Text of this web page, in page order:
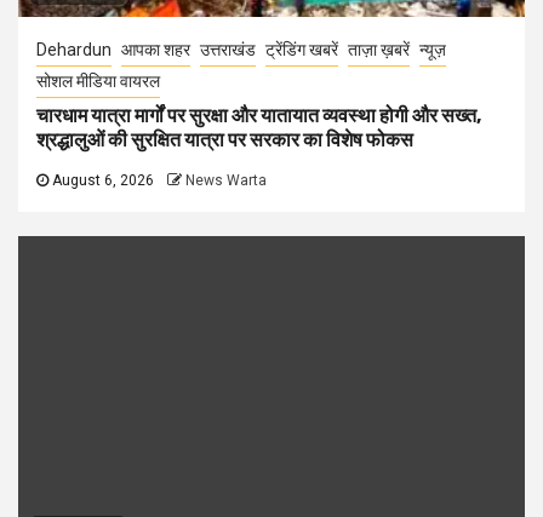
Dehardun आपका शहर उत्तराखंड ट्रेंडिंग खबरें ताज़ा ख़बरें न्यूज़
सोशल मीडिया वायरल
चारधाम यात्रा मार्गों पर सुरक्षा और यातायात व्यवस्था होगी और सख्त,
श्रद्धालुओं की सुरक्षित यात्रा पर सरकार का विशेष फोकस
August 6, 2026 News Warta